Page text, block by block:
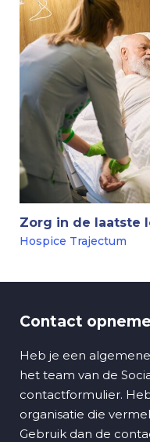
Zorg in de laatste
Hospice Trajectum
Contact
Heb je een
het team van de
contactformulier.
organisatie die
Gebruik dan de